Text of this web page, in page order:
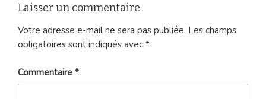
Laisser un commentaire
Votre adresse e-mail ne sera pas publiée. Les champs
obligatoires sont indiqués avec *
Commentaire *